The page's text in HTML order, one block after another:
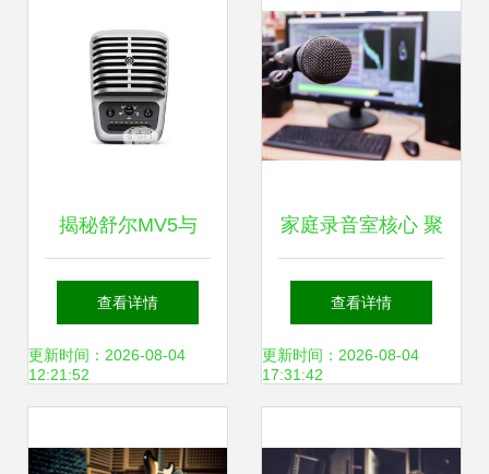
揭秘舒尔MV5与
MV51 录音制作背
后的设计灵感
查看详情
更新时间：2026-08-04
12:21:52
家庭录音室核心 聚
焦显示器旁的麦克
风
查看详情
更新时间：2026-08-04
17:31:42